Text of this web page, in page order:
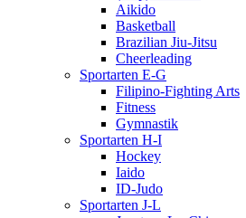
Aikido
Basketball
Brazilian Jiu-Jitsu
Cheerleading
Sportarten E-G
Filipino-Fighting Arts
Fitness
Gymnastik
Sportarten H-I
Hockey
Iaido
ID-Judo
Sportarten J-L